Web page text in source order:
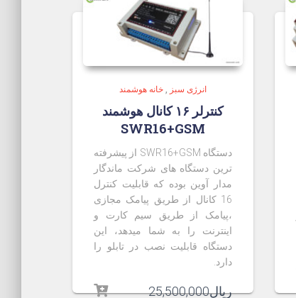
انرژی سبز خانه هوشمند
کنترلر ۱۶ کانال هوشمند
SWR16+GSM
دستگاه SWR16+GSM از پیشرفته
ترین دستگاه های شرکت ماندگار
مدار آوین بوده که قابلیت کنترل
16 کانال از طریق پیامک مجازی
،پیامک از طریق سیم کارت و
اینترنت را به شما میدهد، این
دستگاه قابلیت نصب در تابلو را
دارد.
ریال25,500,000